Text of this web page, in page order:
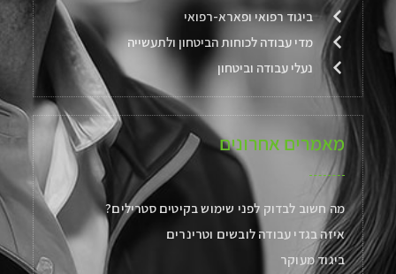
ביגוד רפואי ופארא-רפואי
מדי עבודה לכוחות הביטחון ולתעשייה
נעלי עבודה וביטחון
מאמרים אחרונים
מה חשוב לבדוק לפני שימוש בקיטים סטרילים?
איזה בגדי עבודה לובשים וטרינרים
ביגוד מעוקר